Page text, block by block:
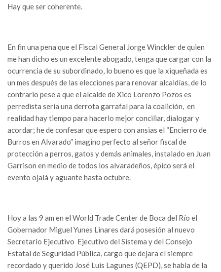
Hay que ser coherente.
En fin una pena que el Fiscal General Jorge Winckler de quien
me han dicho es un excelente abogado, tenga que cargar con la
ocurrencia de su subordinado, lo bueno es que la xiqueñada es
un mes después de las elecciones para renovar alcaldías, de lo
contrario pese a que el alcalde de Xico Lorenzo Pozos es
perredista sería una derrota garrafal para la coalición, en
realidad hay tiempo para hacerlo mejor conciliar, dialogar y
acordar; he de confesar que espero con ansias el “Encierro de
Burros en Alvarado” imagino perfecto al señor fiscal de
protección a perros, gatos y demás animales, instalado en Juan
Garrison en medio de todos los alvaradeños, épico será el
evento ojalá y aguante hasta octubre.
Hoy a las 9 am en el World Trade Center de Boca del Río el
Gobernador Miguel Yunes Linares dará posesión al nuevo
Secretario Ejecutivo Ejecutivo del Sistema y del Consejo
Estatal de Seguridad Pública, cargo que dejara el siempre
recordado y querido José Luis Lagunes (QEPD), se habla de la